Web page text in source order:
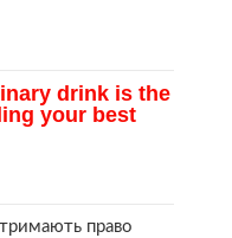
право